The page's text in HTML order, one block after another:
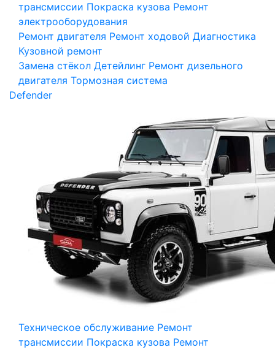
трансмиссии Покраска кузова Ремонт
электрооборудования
Ремонт двигателя Ремонт ходовой Диагностика
Кузовной ремонт
Замена стёкол Детейлинг Ремонт дизельного
двигателя Тормозная система
Defender
Техническое обслуживание Ремонт
трансмиссии Покраска кузова Ремонт